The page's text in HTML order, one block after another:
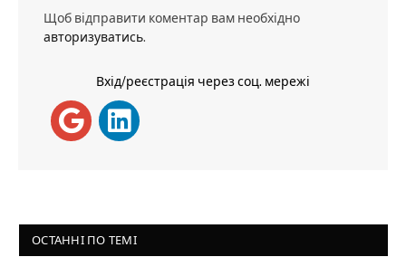
Щоб відправити коментар вам необхідно
авторизуватись.
Вхід/реєстрація через соц. мережі
ОСТАННІ ПО ТЕМІ